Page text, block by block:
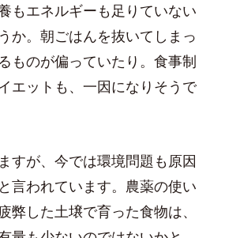
もエネルギーも足りていない
か。朝ごはんを抜いてしまっ
ものが偏っていたり。食事制
エットも、一因になりそうで
すが、今では環境問題も原因
言われています。農薬の使い
弊した土壌で育った食物は、